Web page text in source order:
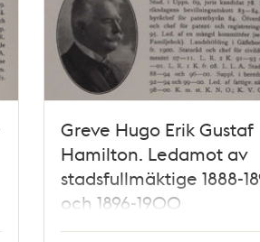
Greve Hugo Erik Gustaf
Hamilton. Ledamot av
stadsfullmäktige 1888-
och 1896-1900